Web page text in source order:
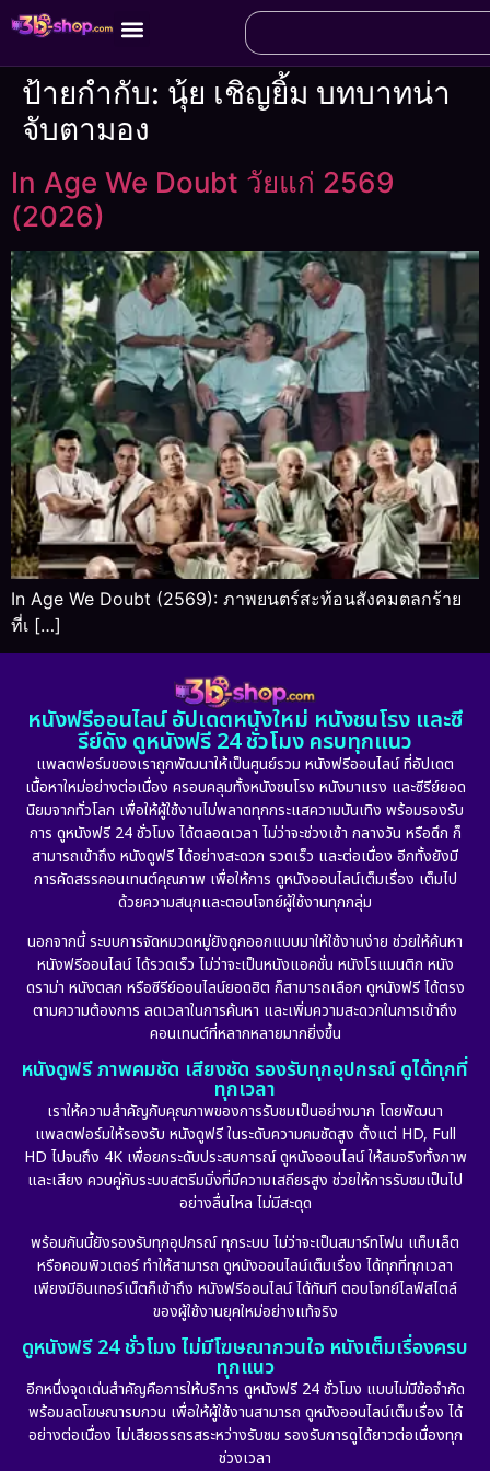
ป้ายกำกับ: นุ้ย เชิญยิ้ม บทบาทน่า
จับตามอง
In Age We Doubt วัยแก่ 2569
(2026)
In Age We Doubt (2569): ภาพยนตร์สะท้อนสังคมตลกร้าย
ที่เ […]
หนังฟรีออนไลน์ อัปเดตหนังใหม่ หนังชนโรง และซี
รีย์ดัง ดูหนังฟรี 24 ชั่วโมง ครบทุกแนว
แพลตฟอร์มของเราถูกพัฒนาให้เป็นศูนย์รวม หนังฟรีออนไลน์ ที่อัปเดต
เนื้อหาใหม่อย่างต่อเนื่อง ครอบคลุมทั้งหนังชนโรง หนังมาแรง และซีรีย์ยอด
นิยมจากทั่วโลก เพื่อให้ผู้ใช้งานไม่พลาดทุกกระแสความบันเทิง พร้อมรองรับ
การ ดูหนังฟรี 24 ชั่วโมง ได้ตลอดเวลา ไม่ว่าจะช่วงเช้า กลางวัน หรือดึก ก็
สามารถเข้าถึง หนังดูฟรี ได้อย่างสะดวก รวดเร็ว และต่อเนื่อง อีกทั้งยังมี
การคัดสรรคอนเทนต์คุณภาพ เพื่อให้การ ดูหนังออนไลน์เต็มเรื่อง เต็มไป
ด้วยความสนุกและตอบโจทย์ผู้ใช้งานทุกกลุ่ม
นอกจากนี้ ระบบการจัดหมวดหมู่ยังถูกออกแบบมาให้ใช้งานง่าย ช่วยให้ค้นหา
หนังฟรีออนไลน์ ได้รวดเร็ว ไม่ว่าจะเป็นหนังแอคชั่น หนังโรแมนติก หนัง
ดราม่า หนังตลก หรือซีรีย์ออนไลน์ยอดฮิต ก็สามารถเลือก ดูหนังฟรี ได้ตรง
ตามความต้องการ ลดเวลาในการค้นหา และเพิ่มความสะดวกในการเข้าถึง
คอนเทนต์ที่หลากหลายมากยิ่งขึ้น
หนังดูฟรี ภาพคมชัด เสียงชัด รองรับทุกอุปกรณ์ ดูได้ทุกที่
ทุกเวลา
เราให้ความสำคัญกับคุณภาพของการรับชมเป็นอย่างมาก โดยพัฒนา
แพลตฟอร์มให้รองรับ หนังดูฟรี ในระดับความคมชัดสูง ตั้งแต่ HD, Full
HD ไปจนถึง 4K เพื่อยกระดับประสบการณ์ ดูหนังออนไลน์ ให้สมจริงทั้งภาพ
และเสียง ควบคู่กับระบบสตรีมมิ่งที่มีความเสถียรสูง ช่วยให้การรับชมเป็นไป
อย่างลื่นไหล ไม่มีสะดุด
พร้อมกันนี้ยังรองรับทุกอุปกรณ์ ทุกระบบ ไม่ว่าจะเป็นสมาร์ทโฟน แท็บเล็ต
หรือคอมพิวเตอร์ ทำให้สามารถ ดูหนังออนไลน์เต็มเรื่อง ได้ทุกที่ทุกเวลา
เพียงมีอินเทอร์เน็ตก็เข้าถึง หนังฟรีออนไลน์ ได้ทันที ตอบโจทย์ไลฟ์สไตล์
ของผู้ใช้งานยุคใหม่อย่างแท้จริง
ดูหนังฟรี 24 ชั่วโมง ไม่มีโฆษณากวนใจ หนังเต็มเรื่องครบ
ทุกแนว
อีกหนึ่งจุดเด่นสำคัญคือการให้บริการ ดูหนังฟรี 24 ชั่วโมง แบบไม่มีข้อจำกัด
พร้อมลดโฆษณารบกวน เพื่อให้ผู้ใช้งานสามารถ ดูหนังออนไลน์เต็มเรื่อง ได้
อย่างต่อเนื่อง ไม่เสียอรรถรสระหว่างรับชม รองรับการดูได้ยาวต่อเนื่องทุก
ช่วงเวลา